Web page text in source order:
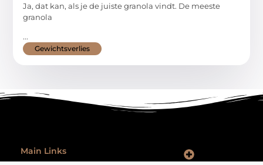
Ja, dat kan, als je de juiste granola vindt. De meeste
granola
...
Gewichtsverlies
Main Links